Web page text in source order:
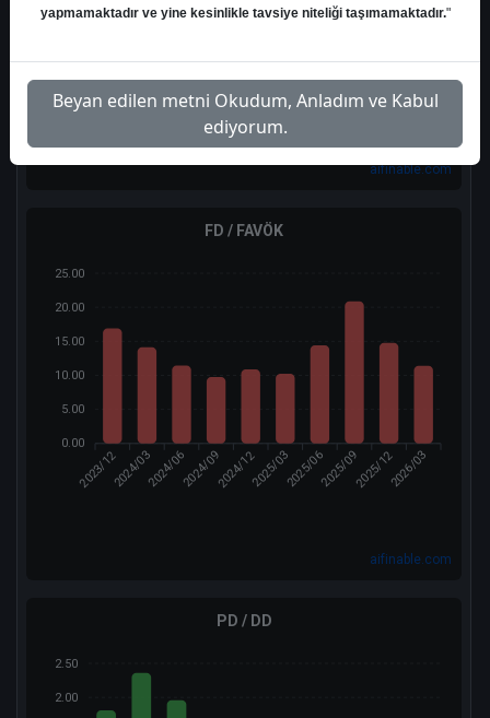
5.00
2023/122024/032024/062024/092024/122025/032025/062025/092025/122026/03
aifinable.com
FD / FAVÖK
25.00
20.00
15.00
10.00
5.00
0.00
2023/122024/032024/062024/092024/122025/032025/062025/092025/122026/03
aifinable.com
PD / DD
2.50
2.00
yapmamaktadır ve yine kesinlikle tavsiye niteliği taşımamaktadır."
Beyan edilen metni Okudum, Anladım ve Kabul
ediyorum.